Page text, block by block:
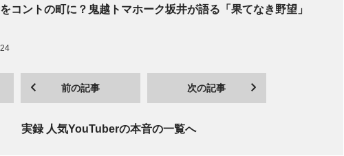
コントの町に？鬼越トマホーク坂井が語る「果てなき野望」
前の記事 次の記事
実録 人気YouTuberの本音の一覧へ